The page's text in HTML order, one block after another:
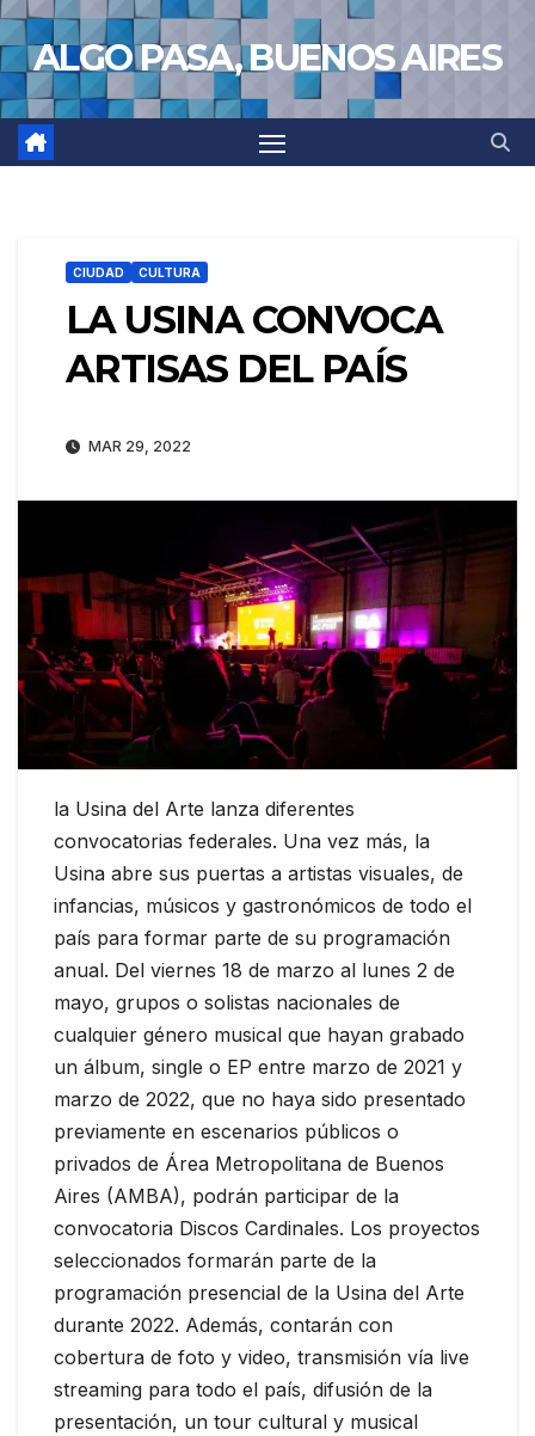
Saltar
al
contenido
ALGO PASA, BUENOS AIRES
CIUDAD CULTURA
LA USINA CONVOCA
ARTISAS DEL PAÍS
MAR 29, 2022
la Usina del Arte lanza diferentes
convocatorias federales. Una vez más, la
Usina abre sus puertas a artistas visuales, de
infancias, músicos y gastronómicos de todo el
país para formar parte de su programación
anual. Del viernes 18 de marzo al lunes 2 de
mayo, grupos o solistas nacionales de
cualquier género musical que hayan grabado
un álbum, single o EP entre marzo de 2021 y
marzo de 2022, que no haya sido presentado
previamente en escenarios públicos o
privados de Área Metropolitana de Buenos
Aires (AMBA), podrán participar de la
convocatoria Discos Cardinales. Los proyectos
seleccionados formarán parte de la
programación presencial de la Usina del Arte
durante 2022. Además, contarán con
cobertura de foto y video, transmisión vía live
streaming para todo el país, difusión de la
presentación, un tour cultural y musical